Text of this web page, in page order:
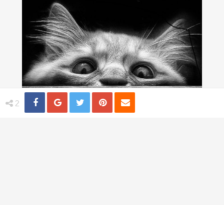
2 Share Distribuie
Tweet Pin
Viata de pisica, in poze adorabile